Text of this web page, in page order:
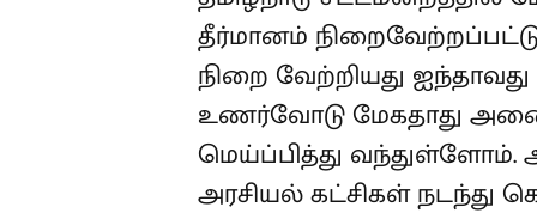
தீர்மானம்
நிறை வேற்றியது
உணர்வோடு மேகதாது
மெய்ப்பித்து வந்துள்ளோம்.
அரசியல் கட்சிகள் நடந்து